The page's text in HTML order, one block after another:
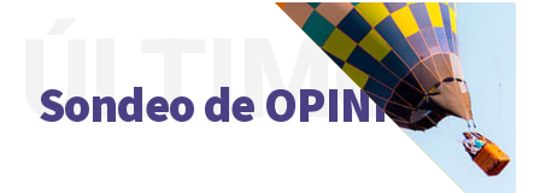
Sondeo de OPINIÓN
ÚLTIMO